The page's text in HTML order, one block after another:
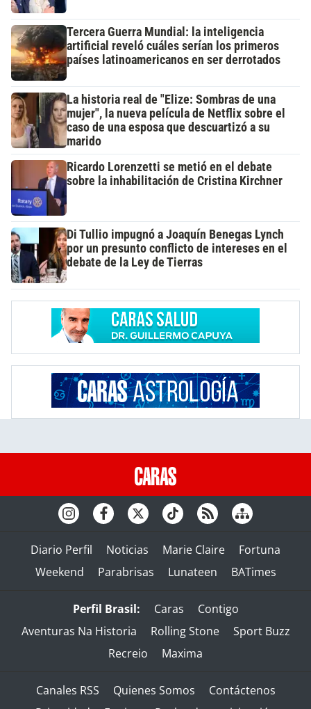
Tercera Guerra Mundial: la inteligencia
artificial reveló cuáles serían los primeros
países latinoamericanos en ser derrotados
La historia real de "Elize: Sombras de una
mujer", la nueva película de Netflix sobre el
caso de una esposa que descuartizó a su
marido
Ricardo Lorenzetti se metió en el debate
sobre la inhabilitación de Cristina Kirchner
Di Tullio impugnó a Joaquín Benegas Lynch
por un presunto conflicto de intereses en el
debate de la Ley de Tierras
Diario Perfil Noticias Marie Claire
Fortuna
Weekend
Parabrisas Lunateen BATimes
Perfil Brasil: Caras
Contigo
Aventuras Na Historia
Rolling Stone
Sport Buzz
Recreio
Maxima
Canales RSS Quienes Somos
Contáctenos